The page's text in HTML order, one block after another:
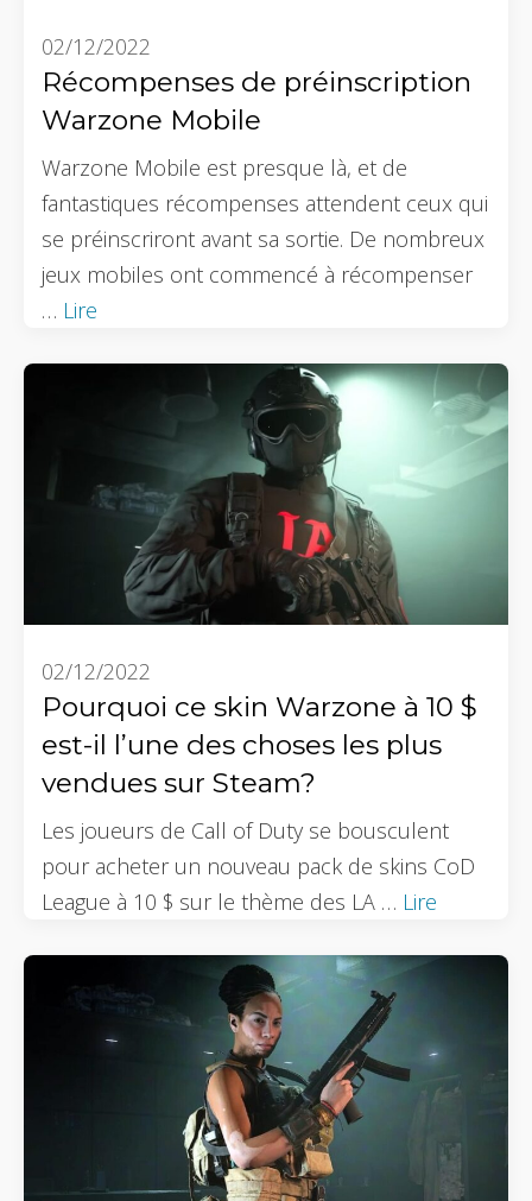
Récompenses de préinscription
Warzone Mobile
02/12/2022
Warzone Mobile est presque là, et de
fantastiques récompenses attendent ceux qui
se préinscriront avant sa sortie. De nombreux
jeux mobiles ont commencé à récompenser
… Lire
Pourquoi ce skin Warzone à 10 $
est-il l’une des choses les plus
vendues sur Steam?
02/12/2022
Les joueurs de Call of Duty se bousculent
pour acheter un nouveau pack de skins CoD
League à 10 $ sur le thème des LA … Lire